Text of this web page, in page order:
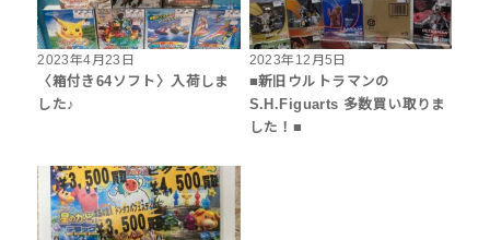
2023年4月23日
〈箱付き64ソフト〉入荷しま
した♪
2023年12月5日
■新旧ウルトラマンの
S.H.Figuarts 多数買い取りま
した！■